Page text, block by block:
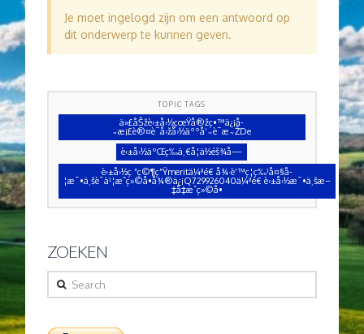
Je moet ingelogd zijn om een antwoord op
dit onderwerp te kunnen geven.
TOPIC TAGS
ä»£åŠžè‹±å›½çœŸå®žç•™ä¿¡å­
˜æ¡£è®¤è¯å›žå›½äººå‘˜è¯æ˜ŽDe
è‹±å›½äºŒç­‰ä¸€å­¦ä½éš¾å—
è‹±å›½ç ”ç©¶ç”Ÿmeritä¼ªé€ å¾·è’™ç¦ç‰¹å¤§å­
¦æ¯•ä¸šè¯ä¹¦æˆç»©å•å¾®ä¿¡Q729926040ä¼ªé€ è‹±å›½æ¯•ä¸šæ–
‡å‡­æˆç»©å•
ZOEKEN
Search